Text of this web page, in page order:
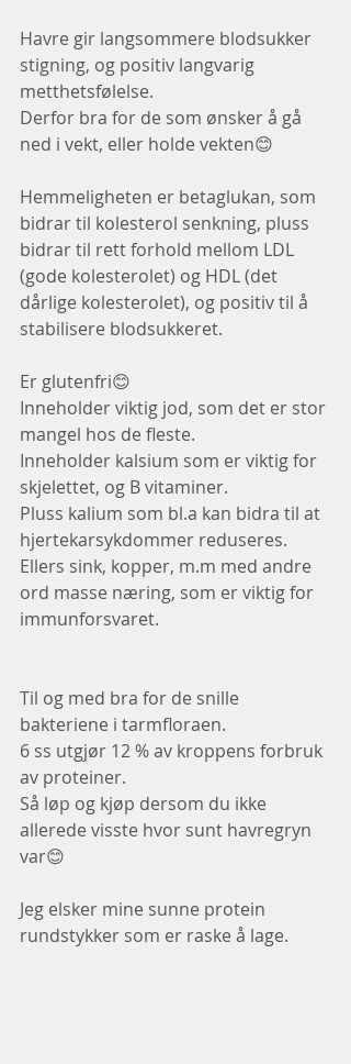
Havre gir langsommere blodsukker
stigning, og positiv langvarig
metthetsfølelse.
Derfor bra for de som ønsker å gå
ned i vekt, eller holde vekten😊
Hemmeligheten er betaglukan, som
bidrar til kolesterol senkning, pluss
bidrar til rett forhold mellom LDL
(gode kolesterolet) og HDL (det
dårlige kolesterolet), og positiv til å
stabilisere blodsukkeret.
Er glutenfri😊
Inneholder viktig jod, som det er stor
mangel hos de fleste.
Inneholder kalsium som er viktig for
skjelettet, og B vitaminer.
Pluss kalium som bl.a kan bidra til at
hjertekarsykdommer reduseres.
Ellers sink, kopper, m.m med andre
ord masse næring, som er viktig for
immunforsvaret.
Til og med bra for de snille
bakteriene i tarmfloraen.
6 ss utgjør 12 % av kroppens forbruk
av proteiner.
Så løp og kjøp dersom du ikke
allerede visste hvor sunt havregryn
var😊
Jeg elsker mine sunne protein
rundstykker som er raske å lage.